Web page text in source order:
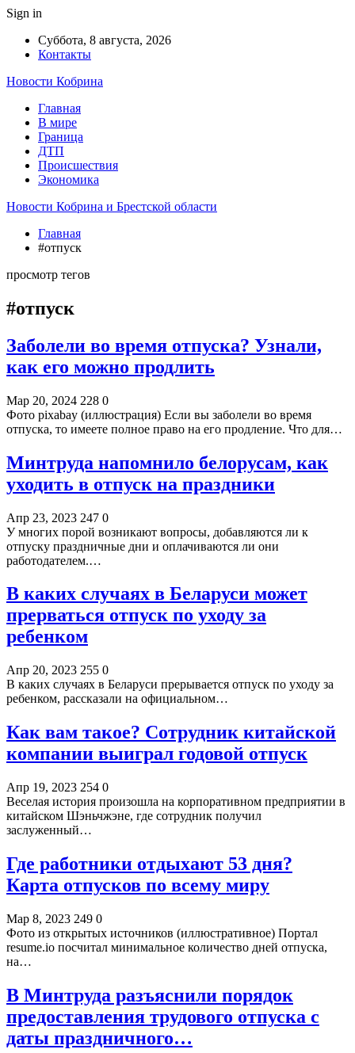
Sign in
Суббота, 8 августа, 2026
Контакты
Новости Кобрина
Главная
В мире
Граница
ДТП
Происшествия
Экономика
Новости Кобрина и Брестской области
Главная
#отпуск
просмотр тегов
#отпуск
Заболели во время отпуска? Узнали,
как его можно продлить
Мар 20, 2024 228 0
Фото pixabay (иллюстрация) Если вы заболели во время
отпуска, то имеете полное право на его продление. Что для…
Минтруда напомнило белорусам, как
уходить в отпуск на праздники
Апр 23, 2023 247 0
У многих порой возникают вопросы, добавляются ли к
отпуску праздничные дни и оплачиваются ли они
работодателем.…
В каких случаях в Беларуси может
прерваться отпуск по уходу за
ребенком
Апр 20, 2023 255 0
В каких случаях в Беларуси прерывается отпуск по уходу за
ребенком, рассказали на официальном…
Как вам такое? Сотрудник китайской
компании выиграл годовой отпуск
Апр 19, 2023 254 0
Веселая история произошла на корпоративном предприятии в
китайском Шэньчжэне, где сотрудник получил
заслуженный…
Где работники отдыхают 53 дня?
Карта отпусков по всему миру
Мар 8, 2023 249 0
Фото из открытых источников (иллюстративное) Портал
resume.io посчитал минимальное количество дней отпуска,
на…
В Минтруда разъяснили порядок
предоставления трудового отпуска с
даты праздничного…